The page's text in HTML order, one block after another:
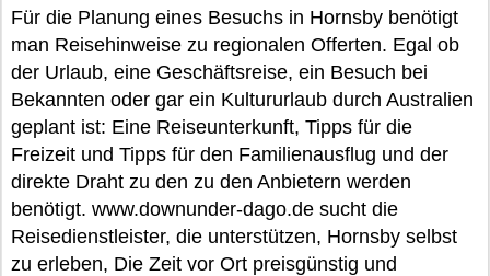
Für die Planung eines Besuchs in Hornsby benötigt
man Reisehinweise zu regionalen Offerten. Egal ob
der Urlaub, eine Geschäftsreise, ein Besuch bei
Bekannten oder gar ein Kultururlaub durch Australien
geplant ist: Eine Reiseunterkunft, Tipps für die
Freizeit und Tipps für den Familienausflug und der
direkte Draht zu den zu den Anbietern werden
benötigt. www.downunder-dago.de sucht die
Reisedienstleister, die unterstützen, Hornsby selbst
zu erleben, Die Zeit vor Ort preisgünstig und